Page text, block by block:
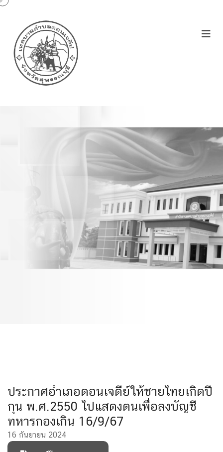
ประกาศอำเภอดอนเจดีย์ให้
ชายไทยเกิดปีกุน พ.ศ.2550
ไปแสดงตนเพื่อลงบัญชี
ทหารกองเกิน 16/9/67
ประกาศอำเภอดอนเจดีย์ให้ชายไทยเกิดปี
กุน พ.ศ.2550 ไปแสดงตนเพื่อลงบัญชี
ทหารกองเกิน 16/9/67
16 กันยายน 2024